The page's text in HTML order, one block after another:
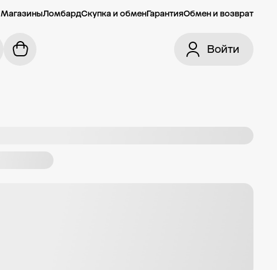
МагазиныЛомбардСкупка и обменГарантияОбмен и возврат
Войти